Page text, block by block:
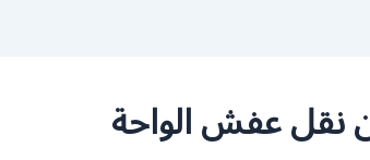
نقل عفش الواحة